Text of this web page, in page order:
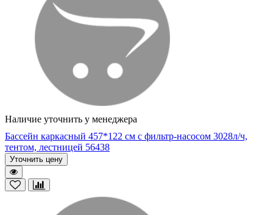
Наличие уточнить у менеджера
Бассейн каркасный 457*122 см с фильтр-насосом 3028л/ч,
тентом, лестницей 56438
Уточнить цену